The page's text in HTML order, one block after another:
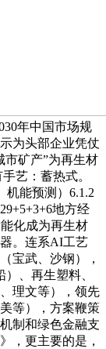
年中国市场规
为头部企业凭仗
市矿产”为再生材
艺：蓄热式。
机能预测）6.1.2
地方经
化成为再生材
。连系AI工艺
宝武、沙钢），
、再生塑料、
理文等），领先
等），方案鞭策
制和绿色金融支
，更主要的是，